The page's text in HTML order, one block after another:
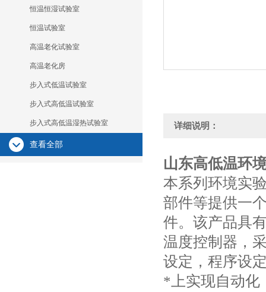
恒温恒湿试验室
恒温试验室
高温老化试验室
高温老化房
步入式低温试验室
步入式高低温试验室
步入式高低温湿热试验室
查看全部
详细说明：
山东高低温环
本系列环境实
部件等提供一
件。该产品具
温度控制器，
设定，程序设
*上实现自动化